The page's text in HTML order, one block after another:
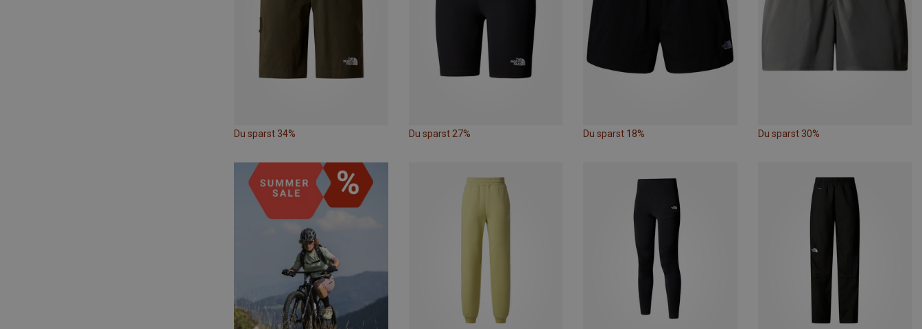
Du sparst 34% Du sparst 27% Du sparst 18% Du sparst 30%